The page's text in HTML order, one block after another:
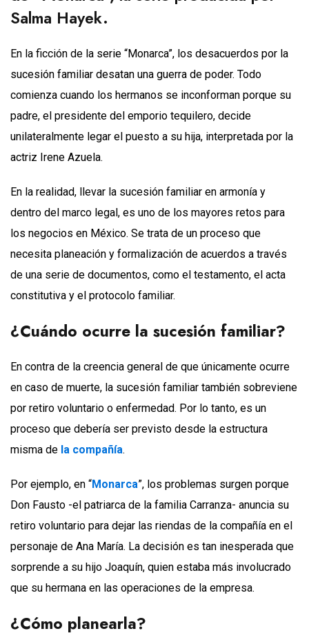
Salma Hayek.
En la ficción de la serie “Monarca”, los desacuerdos por la
sucesión familiar desatan una guerra de poder. Todo
comienza cuando los hermanos se inconforman porque su
padre, el presidente del emporio tequilero, decide
unilateralmente legar el puesto a su hija, interpretada por la
actriz Irene Azuela.
En la realidad, llevar la sucesión familiar en armonía y
dentro del marco legal, es uno de los mayores retos para
los negocios en México. Se trata de un proceso que
necesita planeación y formalización de acuerdos a través
de una serie de documentos, como el testamento, el acta
constitutiva y el protocolo familiar.
¿Cuándo ocurre la sucesión familiar?
En contra de la creencia general de que únicamente ocurre
en caso de muerte, la sucesión familiar también sobreviene
por retiro voluntario o enfermedad. Por lo tanto, es un
proceso que debería ser previsto desde la estructura
misma de la compañía.
Por ejemplo, en “Monarca”, los problemas surgen porque
Don Fausto -el patriarca de la familia Carranza- anuncia su
retiro voluntario para dejar las riendas de la compañía en el
personaje de Ana María. La decisión es tan inesperada que
sorprende a su hijo Joaquín, quien estaba más involucrado
que su hermana en las operaciones de la empresa.
¿Cómo planearla?